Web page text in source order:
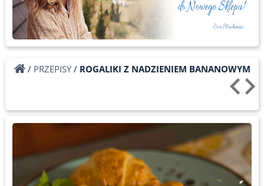
/ PRZEPISY/ ROGALIKI Z NADZIENIEM BANANOWYM